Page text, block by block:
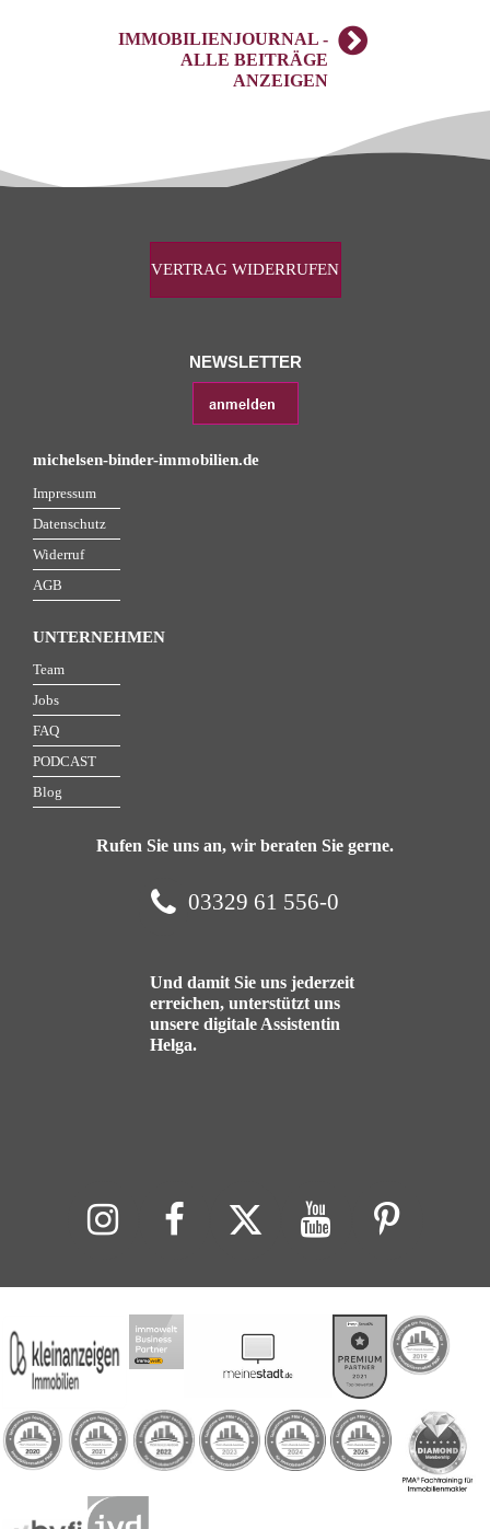
IMMOBILIENJOURNAL -
ALLE BEITRÄGE
ANZEIGEN
VERTRAG WIDERRUFEN
NEWSLETTER
michelsen-binder-immobilien.de
Impressum
Datenschutz
Widerruf
AGB
UNTERNEHMEN
Team
Jobs
FAQ
PODCAST
Blog
Rufen Sie uns an, wir beraten Sie gerne.
03329 61 556-0
Und damit Sie uns jederzeit
erreichen, unterstützt uns
unsere digitale Assistentin
Helga.